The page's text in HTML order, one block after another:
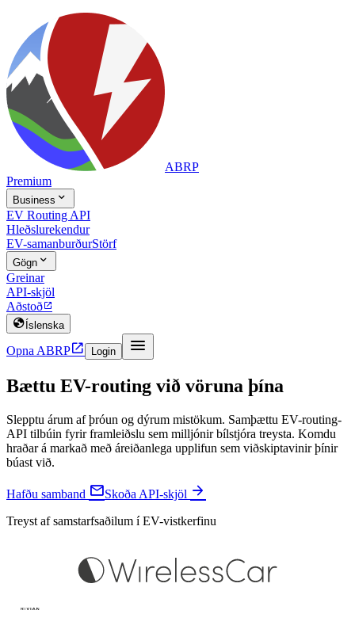
ABRP
Premium
Business 
EV Routing API
Hleðslurekendur
EV-samanburðurStörf
Gögn 
Greinar
API-skjöl
Aðstoð
 Íslenska
Opna ABRP Login 
Bættu EV-routing við vöruna þína
Slepptu árum af þróun og dýrum mistökum. Samþættu EV-routing-
API tilbúin fyrir framleiðslu sem milljónir bílstjóra treysta. Komdu
hraðar á markað með áreiðanlega upplifun sem viðskiptavinir þínir
búast við.
Hafðu samband Skoða API-skjöl 
Treyst af samstarfsaðilum í EV-vistkerfinu